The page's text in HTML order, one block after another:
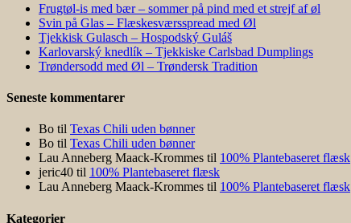
Frugtøl-is med bær – sommer på pind med et strejf af øl
Svin på Glas – Flæskesværsspread med Øl
Tjekkisk Gulasch – Hospodský Guláš
Karlovarský knedlík – Tjekkiske Carlsbad Dumplings
Trøndersodd med Øl – Trøndersk Tradition
Seneste kommentarer
Bo til Texas Chili uden bønner
Bo til Texas Chili uden bønner
Lau Anneberg Maack-Krommes til 100% Plantebaseret flæsk
jeric40 til 100% Plantebaseret flæsk
Lau Anneberg Maack-Krommes til 100% Plantebaseret flæsk
Kategorier